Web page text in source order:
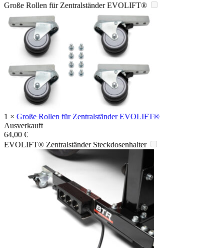
Große Rollen für Zentralständer EVOLIFT®
1 × Große Rollen für Zentralständer EVOLIFT®
Ausverkauft
64,00 €
EVOLIFT® Zentralständer Steckdosenhalter